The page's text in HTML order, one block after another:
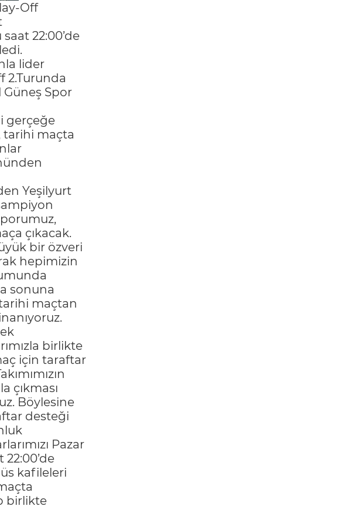
Off
22:00’de
lider
2.Turunda
Güneş Spor
gerçeğe
tarihi maçta
Yeşilyurt
çıkacak.
bir özveri
hepimizin
sonuna
maçtan
birlikte
için taraftar
çıkması
Böylesine
desteği
Pazar
kafileleri
birlikte